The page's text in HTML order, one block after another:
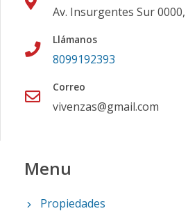
Av. Insurgentes Sur
Llámanos
8099192393
Correo
vivenzas@gmail.com
Menu
Propiedades